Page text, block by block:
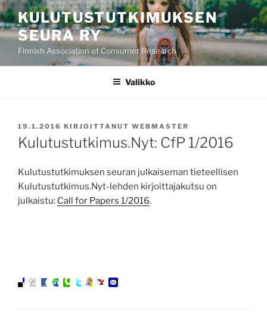
Siirry
sisältöönKULUTUSTUTKIMUKSEN
SEURA RY
Finnish Association of Consumer Research
Valikko
JULKAISTU
19.1.2016 KIRJOITTANUT WEBMASTER
Kulutustutkimus.Nyt: CfP 1/2016
Kulutustutkimuksen seuran julkaiseman tieteellisen
Kulutustutkimus.Nyt-lehden kirjoittajakutsu on
julkaistu: Call for Papers 1/2016.